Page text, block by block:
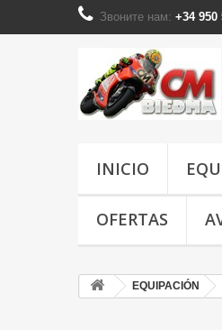
Звоните нам: +34 950
INICIO
OFERTAS
EQUIPACIÓN